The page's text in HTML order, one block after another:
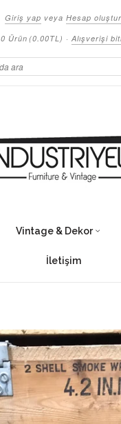
Giriş yap veya Hesap oluştur
0 Ürün (0.00TL) · Alışverişi
Vintage & Dekor
İletişim